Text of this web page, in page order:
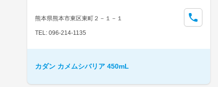
熊本県熊本市東区東町２－１－１
TEL: 096-214-1135
カダン カメムシバリア 450mL